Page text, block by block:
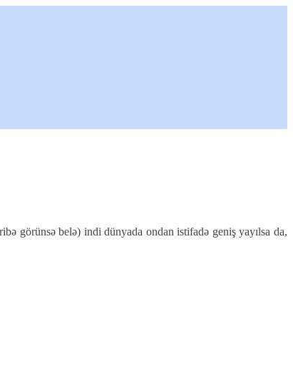
görünsə belə) indi dünyada ondan istifadə geniş yayılsa da,